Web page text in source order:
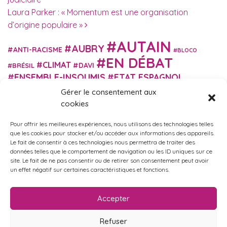
Gérer le consentement aux
cookies
Pour offrir les meilleures expériences, nous utilisons des technologies telles
que les cookies pour stocker et/ou accéder aux informations des appareils.
Le fait de consentir à ces technologies nous permettra de traiter des
données telles que le comportement de navigation ou les ID uniques sur ce
site. Le fait de ne pas consentir ou de retirer son consentement peut avoir
un effet négatif sur certaines caractéristiques et fonctions.
Accepter
Refuser
Laura Parker : « Momentum est une organisation
d’origine populaire »
ANTI-RACISME AUBRY AUTAIN BLOCO
BRÉSIL CLIMAT DAVI EN DÉBAT
ENSEMBLE-INSOUMIS ETAT ESPAGNOL
EUROPE EXTRÊME DROITE FASCISME
FRANCE INSOUMISE
HISTOIRE IMMIGRATION ISRAËL PALESTINE ITALIE
MACRON MARTIN MARXISME MIGRANT-ES
MUNICIPALES MÉLENCHON NUPES OBONO
OCCITANIE PORTUGAL RETRAITES RUSSIE
VIOLENCES SEXISTES ÉCOLOGIE
ÉCOSOCIALISME ÉLECTIONS